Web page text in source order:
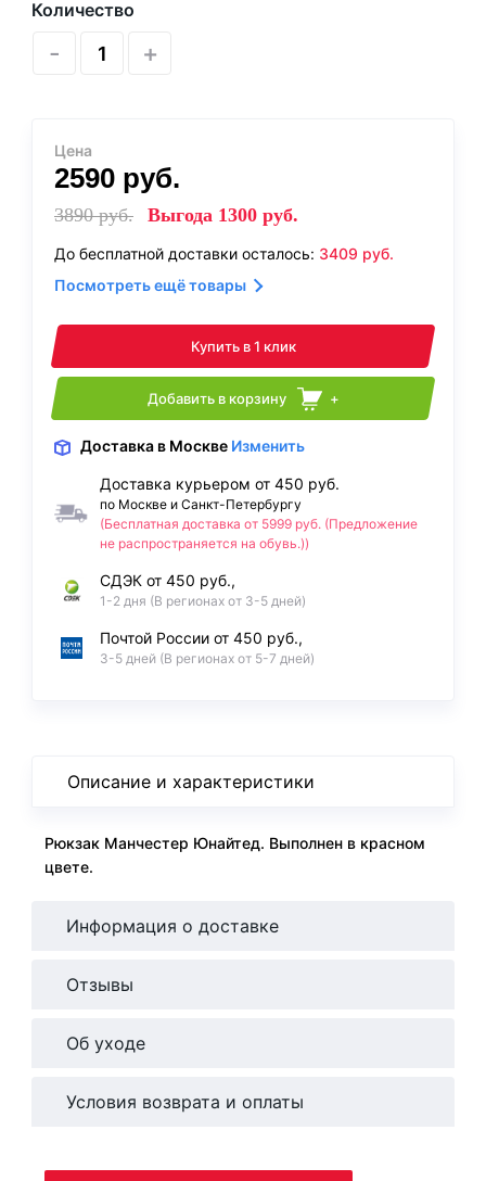
Количество
- +
Цена
2590 руб.
3890руб. Выгода 1300 руб.
До бесплатной доставки осталось: 3409 руб.
Посмотреть ещё товары
Купить в 1 клик
Добавить в корзину +
Доставка в Москве Изменить
Доставка курьером от 450 руб.
по Москве и Санкт-Петербургу
(Бесплатная доставка от 5999 руб. (Предложение
не распространяется на обувь.))
СДЭК от 450 руб.,
1-2 дня (В регионах от 3-5 дней)
Почтой России от 450 руб.,
3-5 дней (В регионах от 5-7 дней)
Описание и характеристики
Рюкзак Манчестер Юнайтед. Выполнен в красном
цвете.
Информация о доставке
Отзывы
Об уходе
Условия возврата и оплаты